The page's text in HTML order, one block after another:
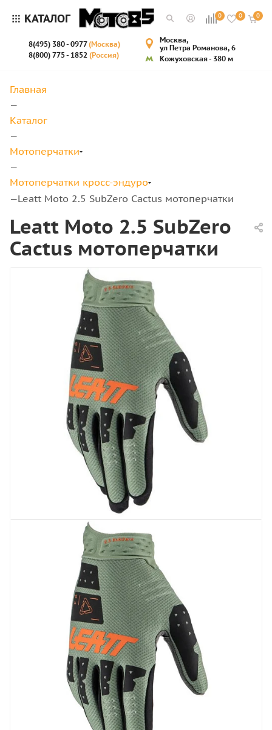
КАТАЛОГ 0 0 0
8(495) 380 - 0977(Москва)
8(800) 775 - 1852 (Россия)
Москва,
ул Петра Романова, 6
Кожуховская - 380 м
Главная
—
Каталог
—
Мотоперчатки
—
Мотоперчатки кросс-эндуро
—Leatt Moto 2.5 SubZero Cactus мотоперчатки
Leatt Moto 2.5 SubZero
Cactus мотоперчатки